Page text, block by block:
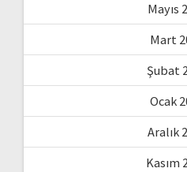
Mayıs
Mart
Şubat
Ocak
Aralık
Kasım